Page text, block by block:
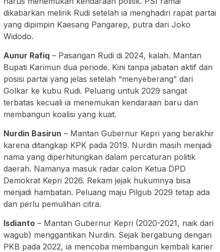
dikabarkan melirik Rudi setelah ia menghadiri rapat partai
yang dipimpin Kaesang Pangarep, putra dari Joko
Widodo.
Aunur Rafiq – Pasangan Rudi di 2024, kalah. Mantan
Bupati Karimun dua periode. Kini tanpa jabatan aktif dan
posisi partai yang jelas setelah “menyeberang” dari
Golkar ke kubu Rudi. Peluang untuk 2029 sangat
terbatas kecuali ia menemukan kendaraan baru dan
membangun koalisi yang kuat.
Nurdin Basirun – Mantan Gubernur Kepri yang berakhir
karena ditangkap KPK pada 2019. Nurdin masih menjadi
nama yang diperhitungkan dalam percaturan politik
daerah. Namanya masuk radar calon Ketua DPD
Demokrat Kepri 2026. Rekam jejak hukumnya bisa
menjadi hambatan. Peluang maju Pilgub 2029 tetap ada
dan perlu pemulihan citra.
Isdianto – Mantan Gubernur Kepri (2020-2021, naik dari
wagub) menggantikan Nurdin. Sejak bergabung dengan
PKB pada 2022, ia mencoba membangun kembali karier